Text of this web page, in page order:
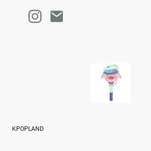
KPOPLAND